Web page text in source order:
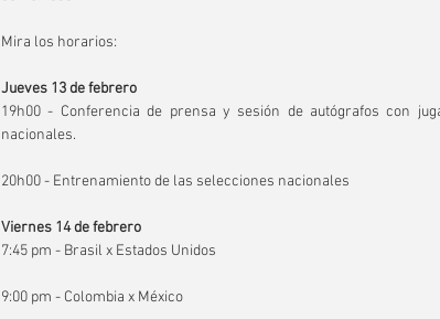
Mira los horarios:
Jueves 13 de febrero
19h00 - Conferencia de prensa y sesión de autógrafos con
nacionales.
20h00 - Entrenamiento de las selecciones nacionales
Viernes 14 de febrero
7:45 pm - Brasil x Estados Unidos
9:00 pm - Colombia x México